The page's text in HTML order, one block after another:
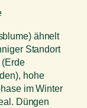
ähnelt
Standort
hohe
im Winter
Düngen